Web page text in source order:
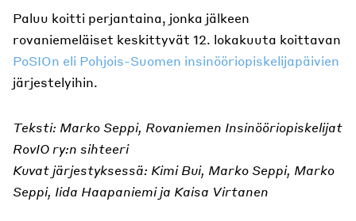
Paluu koitti perjantaina, jonka jälkeen
rovaniemeläiset keskittyvät 12. lokakuuta koittavan
PoSIOn eli Pohjois-Suomen insinööriopiskelijapäivien
järjestelyihin.
Teksti: Marko Seppi, Rovaniemen Insinööriopiskelijat
RovIO ry:n sihteeri
Kuvat järjestyksessä: Kimi Bui, Marko Seppi, Marko
Seppi, Iida Haapaniemi ja Kaisa Virtanen